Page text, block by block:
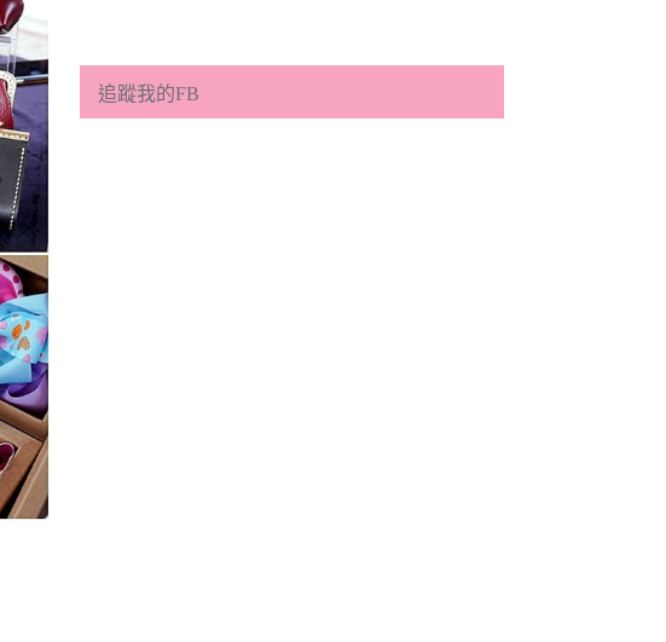
追蹤我的FB